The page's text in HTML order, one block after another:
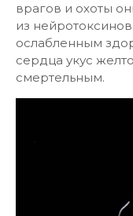
врагов и охоты
из
ослабленным
сердца укус
смертельным.